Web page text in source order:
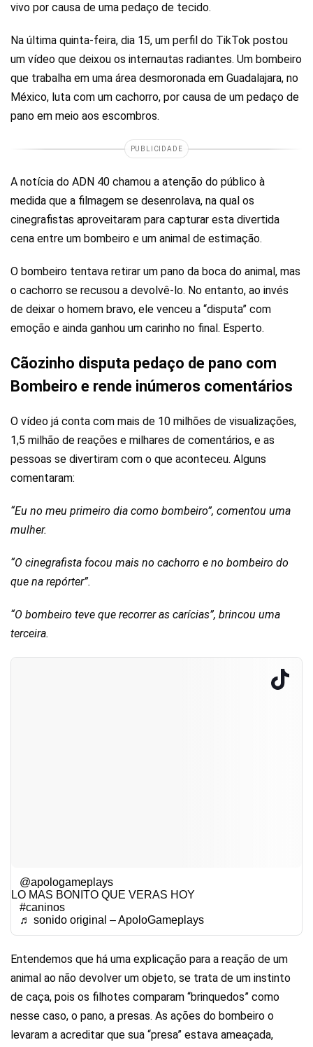
vivo por causa de uma pedaço de tecido.
Na última quinta-feira, dia 15, um perfil do TikTok postou
um vídeo que deixou os internautas radiantes. Um bombeiro
que trabalha em uma área desmoronada em Guadalajara, no
México, luta com um cachorro, por causa de um pedaço de
pano em meio aos escombros.
PUBLICIDADE
A notícia do ADN 40 chamou a atenção do público à
medida que a filmagem se desenrolava, na qual os
cinegrafistas aproveitaram para capturar esta divertida
cena entre um bombeiro e um animal de estimação.
O bombeiro tentava retirar um pano da boca do animal, mas
o cachorro se recusou a devolvê-lo. No entanto, ao invés
de deixar o homem bravo, ele venceu a “disputa” com
emoção e ainda ganhou um carinho no final. Esperto.
Cãozinho disputa pedaço de pano com
Bombeiro e rende inúmeros comentários
O vídeo já conta com mais de 10 milhões de visualizações,
1,5 milhão de reações e milhares de comentários, e as
pessoas se divertiram com o que aconteceu. Alguns
comentaram:
“Eu no meu primeiro dia como bombeiro”, comentou uma
mulher.
“O cinegrafista focou mais no cachorro e no bombeiro do
que na repórter”.
“O bombeiro teve que recorrer as carícias”, brincou uma
terceira.
@apologameplays
LO MAS BONITO QUE VERAS HOY
#caninos
♬ sonido original – ApoloGameplays
Entendemos que há uma explicação para a reação de um
animal ao não devolver um objeto, se trata de um instinto
de caça, pois os filhotes comparam “brinquedos” como
nesse caso, o pano, a presas. As ações do bombeiro o
levaram a acreditar que sua “presa” estava ameaçada,